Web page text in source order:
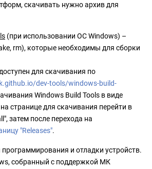
скачивать нужно архив для
(при использовании ОС Windows) –
rm), которые необходимы для сборки
для скачивания по
dev-tools/windows-build-
Windows Build Tools в виде
странице для скачивания перейти в
затем после перехода на
"Releases".
и отладки устройств.
собранный с поддержкой МК